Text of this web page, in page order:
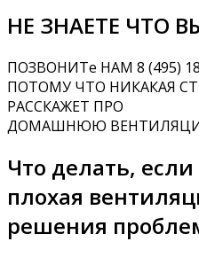
НЕ ЗНАЕТЕ ЧТО
ПОЗВОНИТе НАМ 8 (495)
ПОТОМУ ЧТО НИКАКАЯ
РАССКАЖЕТ ПРО
ДОМАШНЮЮ
Что делать,
плохая
решения